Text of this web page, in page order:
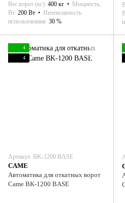
Вес ворот (кг) 400 кг
Мощность,
Вт 200 Вт
Интенсивность
использования 30 %
4
4
Артикул: ВK-1200 BASE
CAME
Автоматика для откатных ворот
Came ВK-1200 BASE